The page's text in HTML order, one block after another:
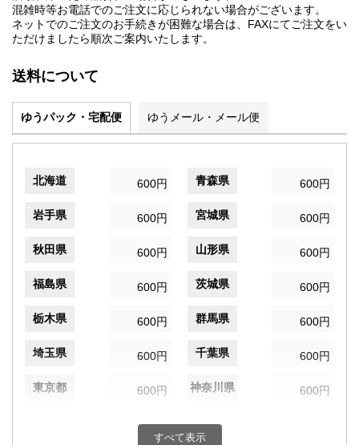
混雑時等お電話でのご注文に応じられない場合がございます。
ネットでのご注文のお手続きが困難な場合は、FAXにてご注文をい
ただけましたら順次ご案内いたします。
送料について
ゆうパック・宅配便 ゆうメール・メール便
北海道 600円 青森県 600円
岩手県 600円 宮城県 600円
秋田県 600円 山形県 600円
福島県 600円 茨城県 600円
栃木県 600円 群馬県 600円
埼玉県 600円 千葉県 600円
東京都 600円 神奈川県 600円
600円 富山県
すべて表示